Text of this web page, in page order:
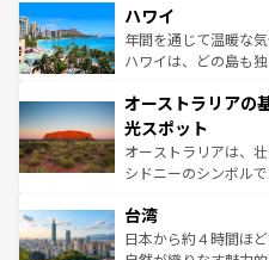
着のスイス情報は
のような巨大都市は
ンメントが詰まった
西部には大自然が広
部のニューオーリン
文化が魅力。旅行者
しみながら、その多
るだろう。車でのロ
情報は
ハワイ
年間を通じて温暖な
ハワイは、どの島も
ワイ島は見逃せない
島だが、静かな自然
おすすめ。エメラル
文化や歴史が息づい
人々、おいしいロー
ク、伝統的なフラダ
っている。訪れるた
オーストラリアの
光スポット
オーストラリアは、
シドニーのシンボル
リアリーフや大陸中
ク）、タスマニアの
台湾
日本から約４時間ほ